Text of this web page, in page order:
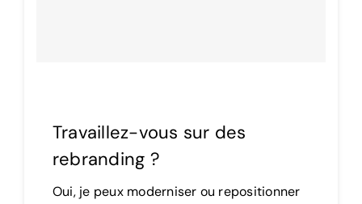
Travaillez-vous sur des
rebranding ?
Oui, je peux moderniser ou repositionner